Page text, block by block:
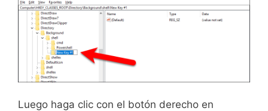
Luego haga clic con el botón derecho en